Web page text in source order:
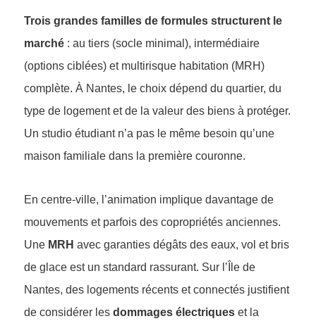
Trois grandes familles de formules structurent le
marché : au tiers (socle minimal), intermédiaire
(options ciblées) et multirisque habitation (MRH)
complète. À Nantes, le choix dépend du quartier, du
type de logement et de la valeur des biens à protéger.
Un studio étudiant n’a pas le même besoin qu’une
maison familiale dans la première couronne.
En centre-ville, l’animation implique davantage de
mouvements et parfois des copropriétés anciennes.
Une MRH avec garanties dégâts des eaux, vol et bris
de glace est un standard rassurant. Sur l’Île de
Nantes, des logements récents et connectés justifient
de considérer les dommages électriques et la